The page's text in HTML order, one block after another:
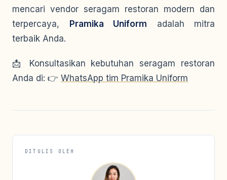
mencari vendor seragam restoran modern dan
terpercaya,
Pramika Uniform adalah mitra
terbaik Anda.
📩
Konsultasikan kebutuhan seragam restoran
Anda di: 👉 WhatsApp tim Pramika Uniform
DITULIS OLEH